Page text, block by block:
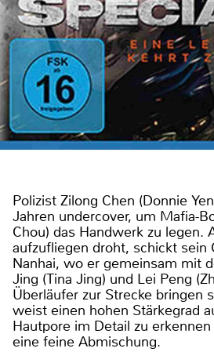
Polizist Zilong Chen (Donnie
Jahren undercover, um Mafia-
Chou) das Handwerk zu legen.
aufzufliegen droht, schickt sein
Nanhai, wo er gemeinsam mit
Jing (Tina Jing) und Lei Peng
Überläufer zur Strecke bringen
weist einen hohen Stärkegrad
Hautpore im Detail zu
eine feine Abmischung.